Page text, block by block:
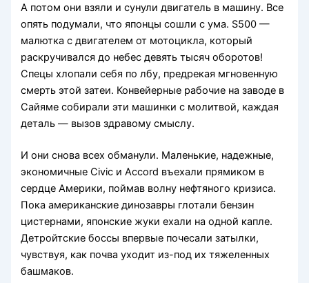
А потом они взяли и сунули двигатель в машину. Все
опять подумали, что японцы сошли с ума. S500 —
малютка с двигателем от мотоцикла, который
раскручивался до небес девять тысяч оборотов!
Спецы хлопали себя по лбу, предрекая мгновенную
смерть этой затеи. Конвейерные рабочие на заводе в
Сайяме собирали эти машинки с молитвой, каждая
деталь — вызов здравому смыслу.
И они снова всех обманули. Маленькие, надежные,
экономичные Civic и Accord въехали прямиком в
сердце Америки, поймав волну нефтяного кризиса.
Пока американские динозавры глотали бензин
цистернами, японские жуки ехали на одной капле.
Детройтские боссы впервые почесали затылки,
чувствуя, как почва уходит из-под их тяжеленных
башмаков.